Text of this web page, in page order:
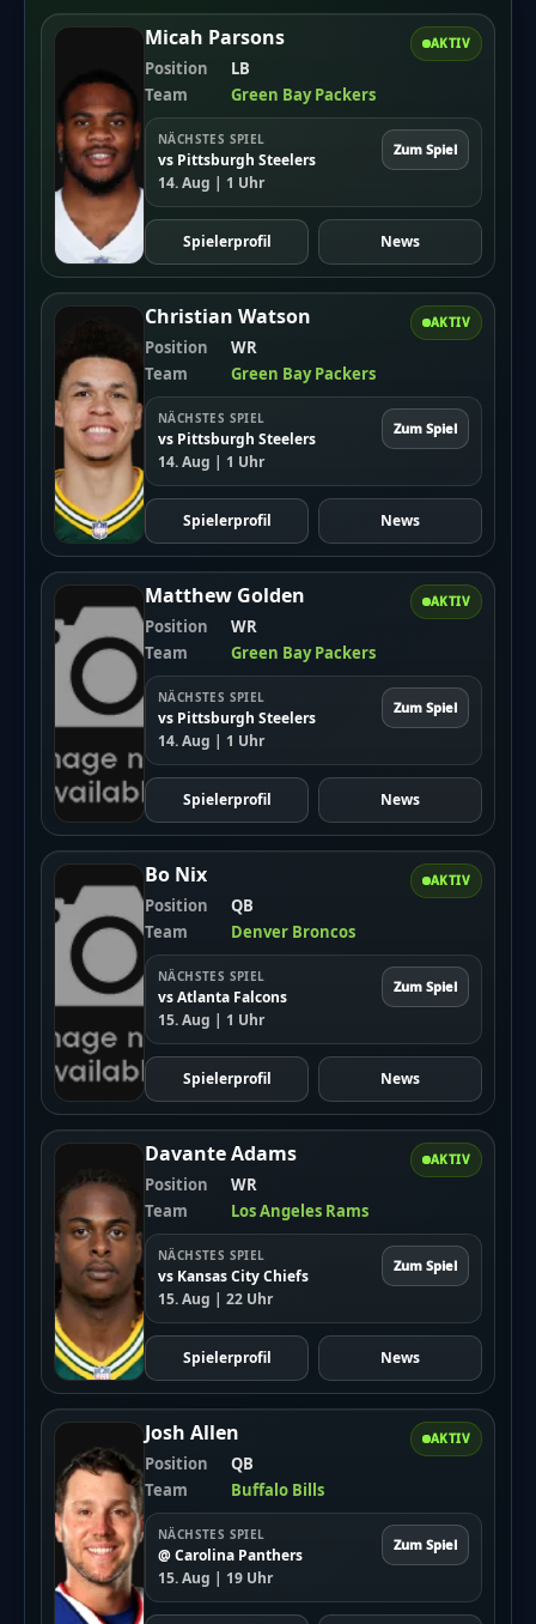
AKTIV
Micah Parsons
Position
LB
Team
Green Bay Packers
NÄCHSTES SPIEL
vs Pittsburgh Steelers
14. Aug | 1 Uhr
Zum Spiel
Spielerprofil News
AKTIV
Christian Watson
Position
WR
Team
Green Bay Packers
NÄCHSTES SPIEL
vs Pittsburgh Steelers
14. Aug | 1 Uhr
Zum Spiel
Spielerprofil News
AKTIV
Matthew Golden
Position
WR
Team
Green Bay Packers
NÄCHSTES SPIEL
vs Pittsburgh Steelers
14. Aug | 1 Uhr
Zum Spiel
Spielerprofil News
AKTIV
Bo Nix
Position
QB
Team
Denver Broncos
NÄCHSTES SPIEL
vs Atlanta Falcons
15. Aug | 1 Uhr
Zum Spiel
Spielerprofil News
AKTIV
Davante Adams
Position
WR
Team
Los Angeles Rams
NÄCHSTES SPIEL
vs Kansas City Chiefs
15. Aug | 22 Uhr
Zum Spiel
Spielerprofil News
AKTIV
Josh Allen
Position
QB
Team
Buffalo Bills
NÄCHSTES SPIEL
@ Carolina Panthers
15. Aug | 19 Uhr
Zum Spiel